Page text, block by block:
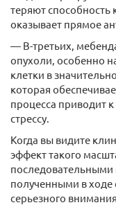
теряют
оказывает прямое
— В-третьих,
опухоли, особенно
клетки в
которая
процесса приводит
стрессу.
Когда вы видите
эффект такого
полученными в ходе
серьезного